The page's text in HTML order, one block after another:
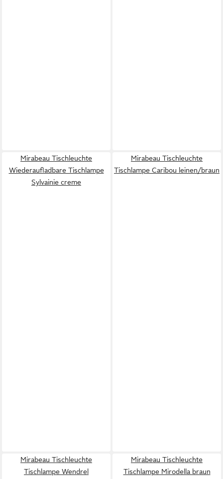
Mirabeau Tischleuchte
Wiederaufladbare Tischlampe
Sylvainie creme
Mirabeau Tischleuchte
Tischlampe Caribou leinen/braun
Mirabeau Tischleuchte
Tischlampe Wendrel
Mirabeau Tischleuchte
Tischlampe Mirodella braun